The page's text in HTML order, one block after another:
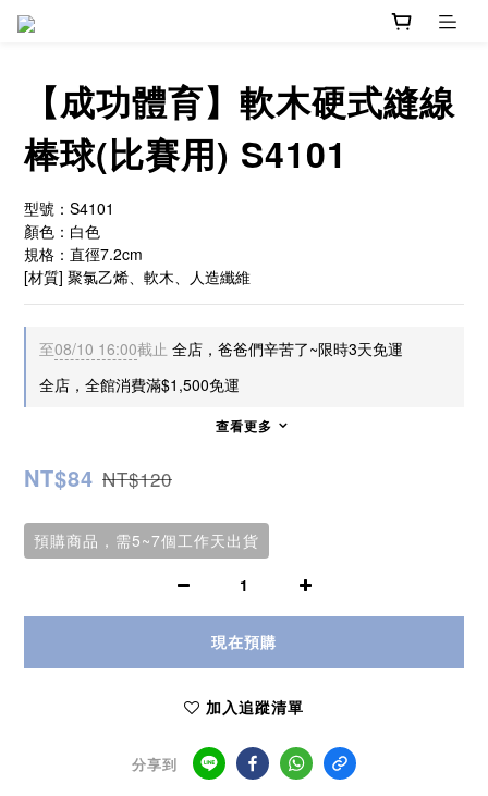
【成功體育】軟木硬式縫線
棒球(比賽用) S4101
型號：S4101
顏色：白色
規格：直徑7.2cm
[材質] 聚氯乙烯、軟木、人造纖維
至08/10 16:00截止 全店，爸爸們辛苦了~限時3天免運
全店，全館消費滿$1,500免運
查看更多
NT$84 NT$120
預購商品，需5~7個工作天出貨
現在預購
加入追蹤清單
分享到